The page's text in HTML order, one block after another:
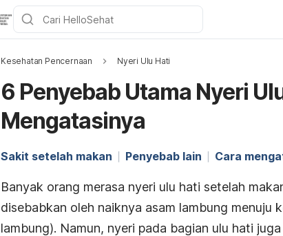
Kesehatan Pencernaan Nyeri Ulu Hati
6 Penyebab Utama Nyeri
Mengatasinya
Sakit setelah makan Penyebab lain Cara
Banyak orang merasa nyeri ulu hati setelah
disebabkan oleh naiknya asam lambung menuju
lambung). Namun, nyeri pada bagian ulu hati